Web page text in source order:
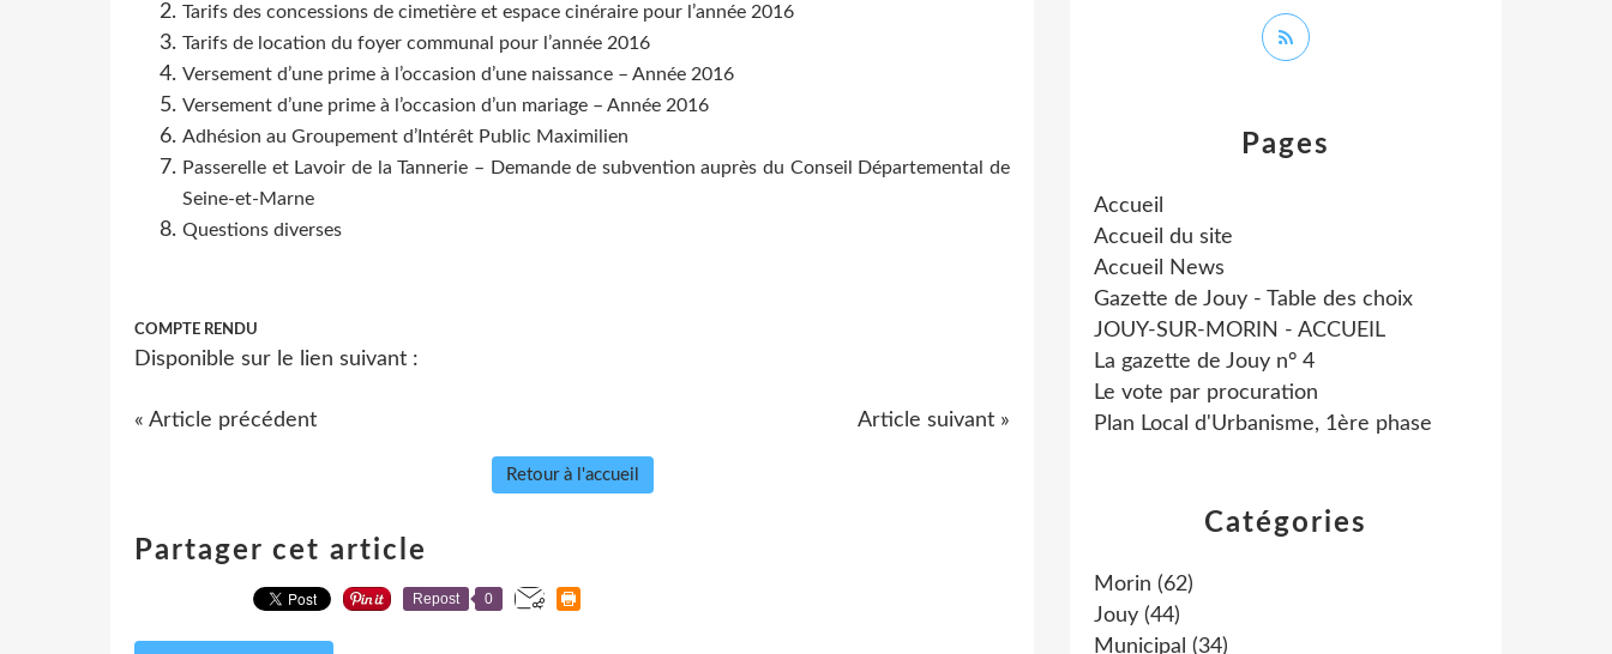
Tarifs des concessions de cimetière et espace cinéraire pour l’année 2016
Tarifs de location du foyer communal pour l’année 2016
Versement d’une prime à l’occasion d’une naissance – Année 2016
Versement d’une prime à l’occasion d’un mariage – Année 2016
Adhésion au Groupement d’Intérêt Public Maximilien
Passerelle et Lavoir de la Tannerie – Demande de subvention auprès du Conseil Départemental de
Seine-et-Marne
Questions diverses
COMPTE RENDU
Disponible sur le lien suivant :
« Article précédent Article suivant »
Retour à l'accueil
Partager cet article
Repost 0
Catégories
Morin (62)
Jouy (44)
Municipal (34)
Pages
Accueil
Accueil du site
Accueil News
Gazette de Jouy - Table des choix
JOUY-SUR-MORIN - ACCUEIL
La gazette de Jouy n° 4
Le vote par procuration
Plan Local d'Urbanisme, 1ère phase